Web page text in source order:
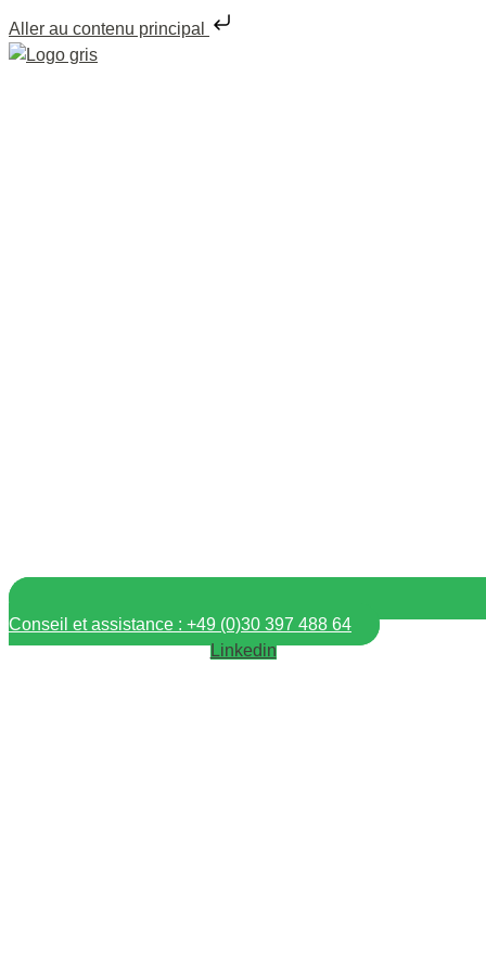
Aller au contenu principal
Conseil et assistance : +49 (0)30 397 488 64
Linkedin